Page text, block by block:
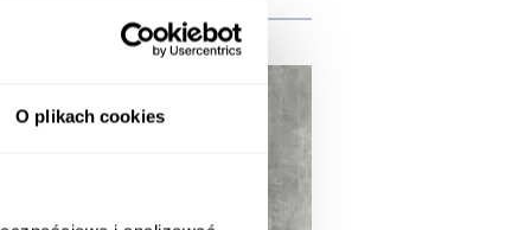
O plikach cookies